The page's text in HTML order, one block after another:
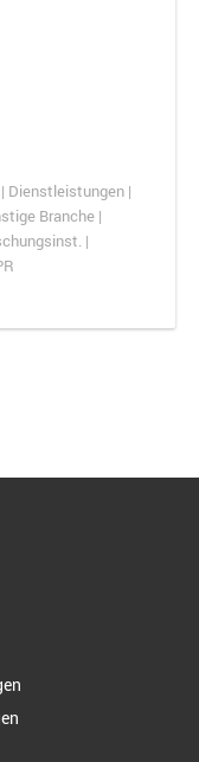
Dienstleistungen |
Branche |
|